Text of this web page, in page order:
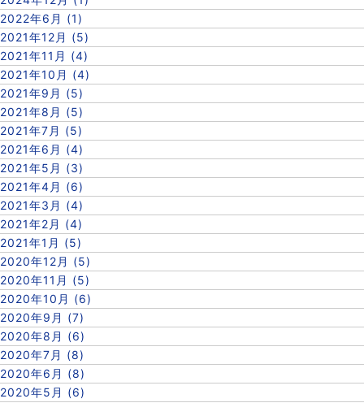
2022年6月 (1)
2021年12月 (5)
2021年11月 (4)
2021年10月 (4)
2021年9月 (5)
2021年8月 (5)
2021年7月 (5)
2021年6月 (4)
2021年5月 (3)
2021年4月 (6)
2021年3月 (4)
2021年2月 (4)
2021年1月 (5)
2020年12月 (5)
2020年11月 (5)
2020年10月 (6)
2020年9月 (7)
2020年8月 (6)
2020年7月 (8)
2020年6月 (8)
2020年5月 (6)